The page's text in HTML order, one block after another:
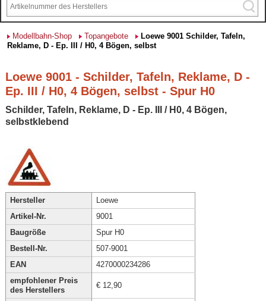
Modellbahn-Shop Topangebote
Loewe 9001 Schilder, Tafeln,
Reklame, D - Ep. III / H0, 4 Bögen, selbst
Loewe 9001 - Schilder, Tafeln, Reklame, D -
Ep. III / H0, 4 Bögen, selbst - Spur H0
Schilder, Tafeln, Reklame, D - Ep. III / H0, 4 Bögen,
selbstklebend
Hersteller
Loewe
Artikel-Nr.
9001
Baugröße
Spur H0
Bestell-Nr.
507-9001
EAN
4270000234286
empfohlener Preis
des Herstellers
€ 12,90